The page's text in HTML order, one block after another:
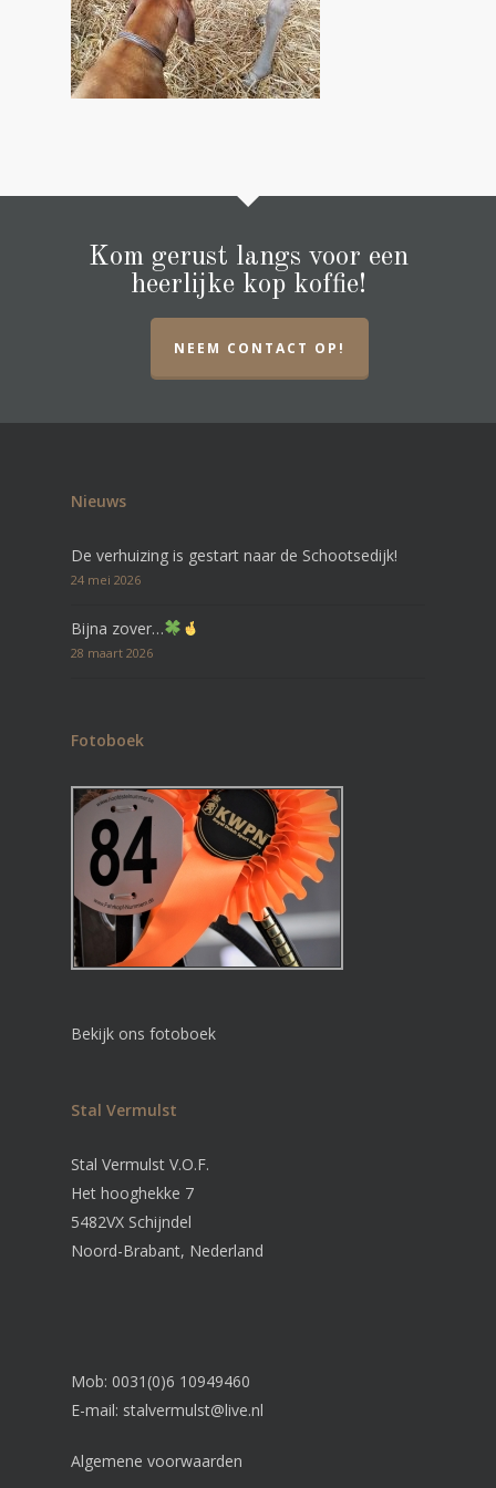
Kom gerust langs voor een
heerlijke kop koffie!
NEEM CONTACT OP!
Nieuws
De verhuizing is gestart naar de Schootsedijk!
24 mei 2026
Bijna zover…
28 maart 2026
Fotoboek
Bekijk ons fotoboek
Stal Vermulst
Stal Vermulst V.O.F.
Het hooghekke 7
5482VX Schijndel
Noord-Brabant, Nederland
Mob: 0031(0)6 10949460
E-mail: stalvermulst@live.nl
Algemene voorwaarden